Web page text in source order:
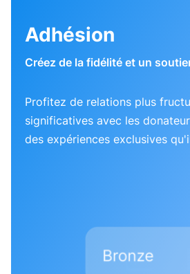
Adhésion
Créez de la fidélité et un
Profitez de relations plus
significatives avec les
des expériences exclusives